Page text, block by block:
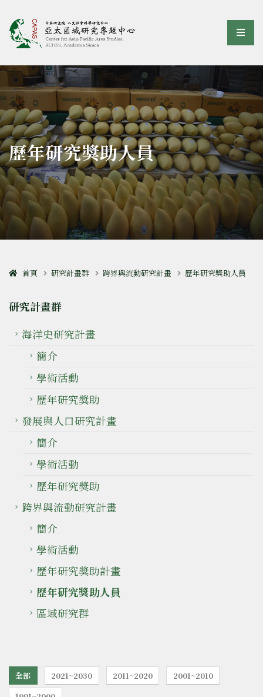
亞太區域研究專題中心選
:::
歷年研究獎助人員
首頁 研究計畫群 跨界與流動研究計畫 歷年研究獎助人員
研究計畫群
海洋史研究計畫
簡介
學術活動
歷年研究獎助
發展與人口研究計畫
簡介
學術活動
歷年研究獎助
跨界與流動研究計畫
簡介
學術活動
歷年研究獎助計畫
歷年研究獎助人員
區域研究群
全部 2021~2030 2011~2020
2001~2010